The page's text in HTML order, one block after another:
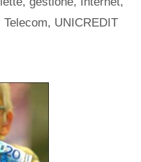
Telecom, UNICREDIT